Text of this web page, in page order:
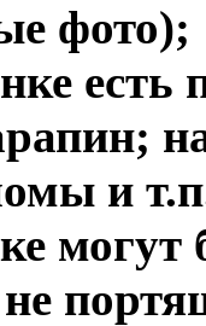
фото);
есть
и